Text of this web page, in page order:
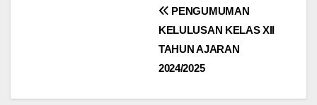
PENGUMUMAN
KELULUSAN KELAS XII
TAHUN AJARAN
2024/2025